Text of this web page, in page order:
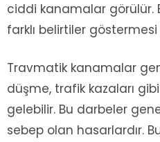
ciddi kanamalar görülür.
farklı belirtiler
Travmatik kanamalar
düşme, trafik kazaları
gelebilir. Bu darbeler
sebep olan hasarlardır.